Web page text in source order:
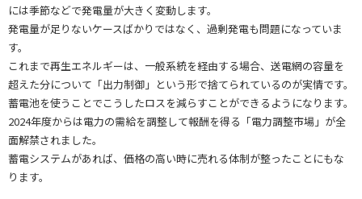
には季節などで発電量が大きく変動します。
発電量が足りないケースばかりではなく、過剰発電も問題になっていま
す。
これまで再生エネルギーは、一般系統を経由する場合、送電網の容量を
超えた分について「出力制御」という形で捨てられているのが実情です。
蓄電池を使うことでこうしたロスを減らすことができるようになります。
2024年度からは電力の需給を調整して報酬を得る「電力調整市場」が全
面解禁されました。
蓄電システムがあれば、価格の高い時に売れる体制が整ったことにもな
ります。